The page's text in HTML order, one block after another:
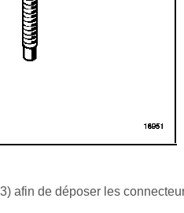
afin de déposer les